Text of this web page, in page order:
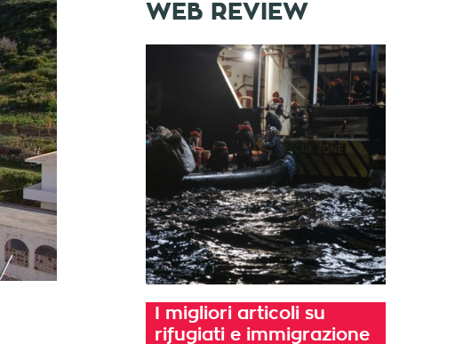
WEB REVIEW
I migliori articoli su
rifugiati e immigrazione